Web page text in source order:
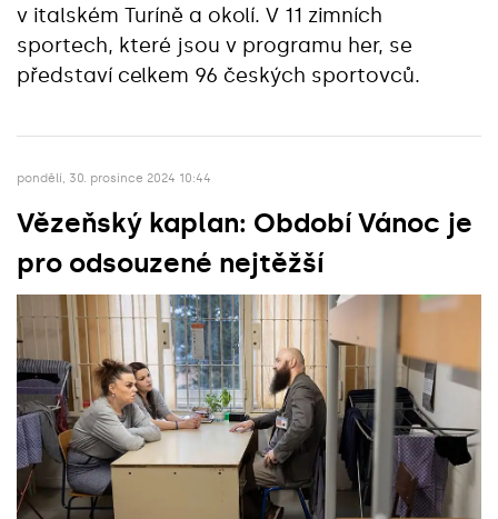
v italském Turíně a okolí. V 11 zimních
sportech, které jsou v programu her, se
představí celkem 96 českých sportovců.
pondělí, 30. prosince 2024 10:44
Vězeňský kaplan: Období Vánoc je
pro odsouzené nejtěžší